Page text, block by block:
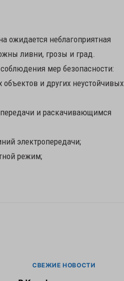
ожидается неблагоприятная
ливни, грозы и град.
мер безопасности:
и других неустойчивых
и раскачивающимся
электропередачи;
режим;
СВЕЖИЕ НОВОСТИ